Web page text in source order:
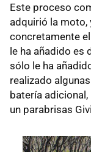
Este proceso
adquirió la moto,
concretamente
le ha añadido es
sólo le ha
realizado
batería
un parabrisas